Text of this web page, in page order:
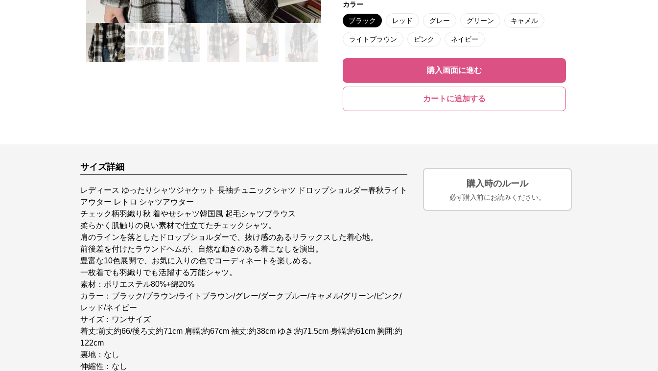
カラー
ブラック レッド グレー グリーン キャメル
ライトブラウン ピンク ネイビー
購入画面に進む
カートに追加する
サイズ詳細
レディース ゆったりシャツジャケット 長袖チュニックシャツ ドロップショルダー春秋ライト
アウター レトロ シャツアウター
チェック柄羽織り秋 着やせシャツ韓国風 起毛シャツブラウス
柔らかく肌触りの良い素材で仕立てたチェックシャツ。
肩のラインを落としたドロップショルダーで、抜け感のあるリラックスした着心地。
前後差を付けたラウンドヘムが、自然な動きのある着こなしを演出。
豊富な10色展開で、お気に入りの色でコーディネートを楽しめる。
一枚着でも羽織りでも活躍する万能シャツ。
素材：ポリエステル80%+綿20%
カラー：ブラック/ブラウン/ライトブラウン/グレー/ダークブルー/キャメル/グリーン/ピンク/
レッド/ネイビー
サイズ：ワンサイズ
着丈:前丈約66/後ろ丈約71cm 肩幅:約67cm 袖丈:約38cm ゆき:約71.5cm 身幅:約61cm 胸囲:約
122cm
裏地：なし
伸縮性：なし
購入時のルール
必ず購入前にお読みください。